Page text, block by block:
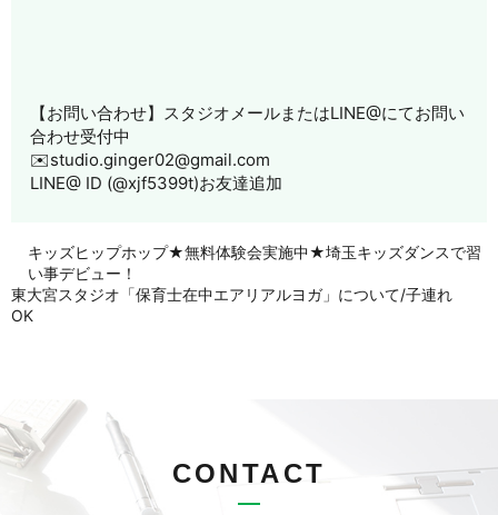
【お問い合わせ】スタジオメールまたはLINE@にてお問い
合わせ受付中
✉️studio.ginger02@gmail.com
LINE@ ID (@xjf5399t)お友達追加
キッズヒップホップ★無料体験会実施中★埼玉キッズダンスで習
い事デビュー！
東大宮スタジオ「保育士在中エアリアルヨガ」について/子連れ
OK
CONTACT